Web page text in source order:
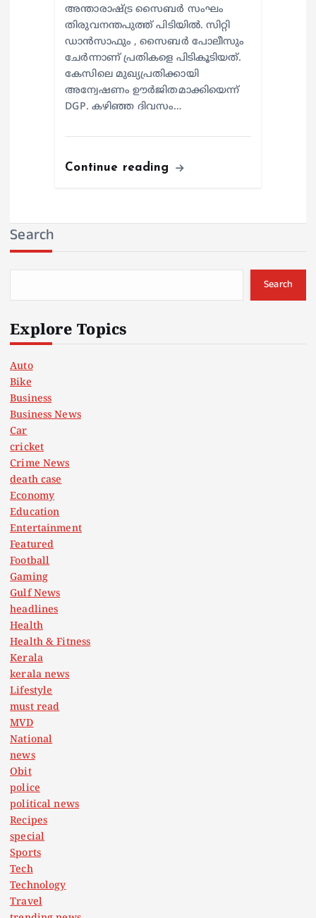
അന്താരാഷ്ട്ര സൈബർ സംഘം
തിരുവനന്തപുത്ത് പിടിയിൽ. സിറ്റി
ഡാൻസാഫും , സൈബർ പോലീസും
ചേർന്നാണ് പ്രതികളെ പിടികൂടിയത്.
കേസിലെ മുഖ്യപ്രതിക്കായി
അന്വേഷണം ഊർജിതമാക്കിയെന്ന്
DGP. കഴിഞ്ഞ ദിവസം…
Continue reading
Search
Search
Explore Topics
Auto
Bike
Business
Business News
Car
cricket
Crime News
death case
Economy
Education
Entertainment
Featured
Football
Gaming
Gulf News
headlines
Health
Health & Fitness
Kerala
kerala news
Lifestyle
must read
MVD
National
news
Obit
police
political news
Recipes
special
Sports
Tech
Technology
Travel